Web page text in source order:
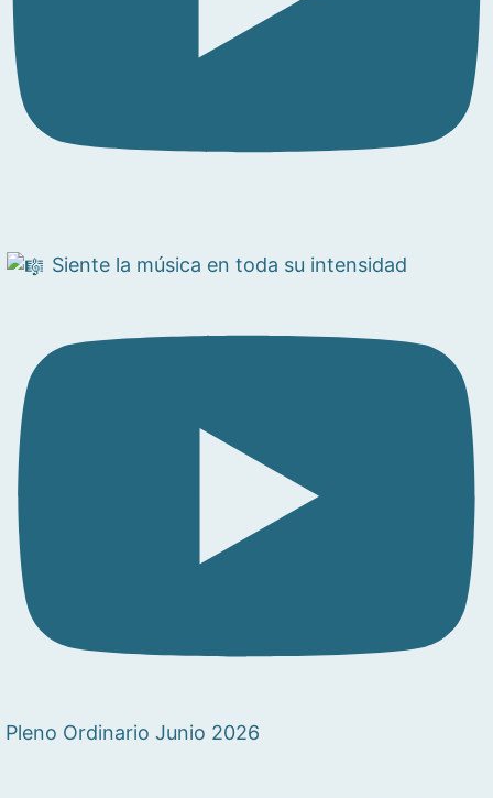
Siente la música en toda su intensidad
Pleno Ordinario Junio 2026